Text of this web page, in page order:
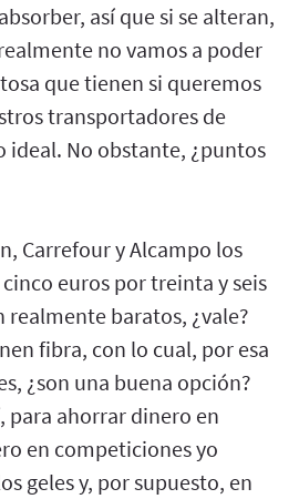
así que si se alteran,
no vamos a poder
que tienen si queremos
transportadores de
ideal. No obstante, ¿puntos
Carrefour y Alcampo los
euros por treinta y seis
realmente baratos, ¿vale?
fibra, con lo cual, por esa
¿son una buena opción?
para ahorrar dinero en
en competiciones yo
geles y, por supuesto, en